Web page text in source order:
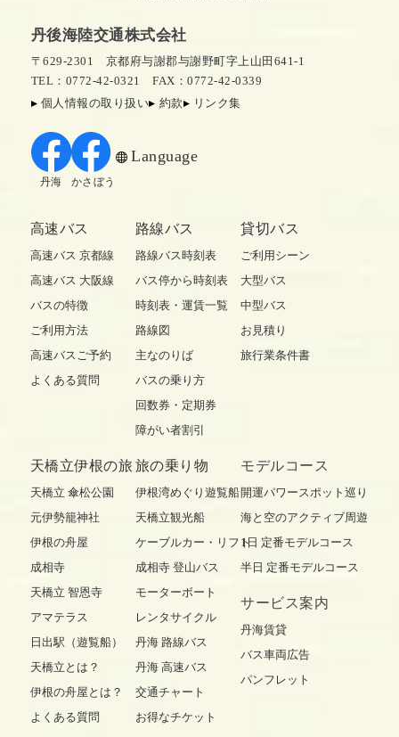
丹後海陸交通株式会社
〒629-2301 京都府与謝郡与謝野町字上山田641-1
TEL：0772-42-0321
FAX：0772-42-0339
個人情報の取り扱い
約款 リンク集
Language
丹海 かさぼう
高速バス
高速バス 京都線
高速バス 大阪線
バスの特徴
ご利用方法
高速バスご予約
よくある質問
路線バス
路線バス時刻表
バス停から時刻表
時刻表・運賃一覧
路線図
主なのりば
バスの乗り方
回数券・定期券
障がい者割引
貸切バス
ご利用シーン
大型バス
中型バス
お見積り
旅行業条件書
天橋立伊根の旅
天橋立 傘松公園
元伊勢籠神社
伊根の舟屋
成相寺
天橋立 智恩寺
アマテラス
日出駅（遊覧船）
天橋立とは？
伊根の舟屋とは？
よくある質問
旅の乗り物
伊根湾めぐり遊覧船
天橋立観光船
ケーブルカー・リフト
成相寺 登山バス
モーターボート
レンタサイクル
丹海 路線バス
丹海 高速バス
交通チャート
お得なチケット
モデルコース
開運パワースポット巡り
海と空のアクティブ周遊
1日 定番モデルコース
半日 定番モデルコース
サービス案内
丹海賃貸
バス車両広告
パンフレット